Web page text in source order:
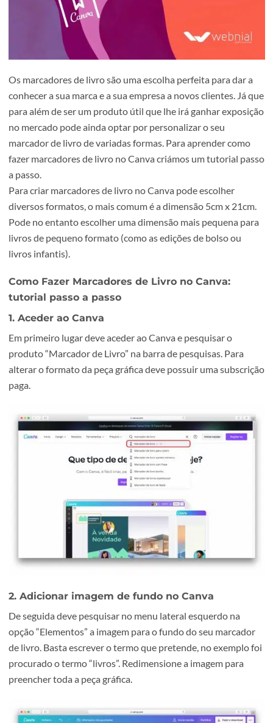
Os marcadores de livro são uma escolha perfeita para
conhecer a sua marca e a sua empresa a novos clientes.
para além de ser um produto útil que lhe irá ganhar
no mercado pode ainda optar por personalizar o seu
marcador de livro de variadas formas. Para aprender
fazer marcadores de livro no Canva criámos um tutorial
Para criar marcadores de livro no Canva pode escolher
diversos formatos, o mais comum é a dimensão 5cm x
Pode no entanto escolher uma dimensão mais pequena
livros de pequeno formato (como as edições de bolso ou
livros infantis).
Como Fazer Marcadores de Livro no Canva:
1. Aceder ao Canva
Em primeiro lugar deve aceder ao Canva e pesquisar o
produto “Marcador de Livro” na barra de pesquisas. Para
alterar o formato da peça gráfica deve possuir uma